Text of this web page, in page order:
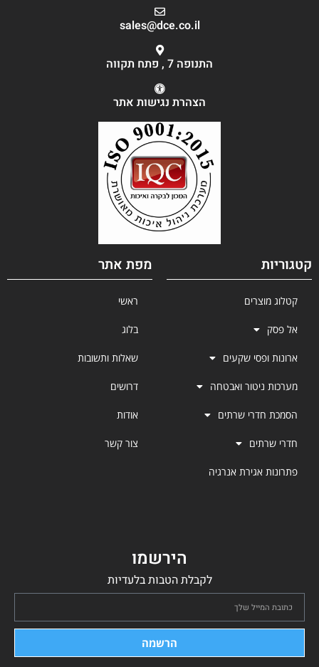
sales@dce.co.il
התנופה 7 , פתח תקווה
הצהרת נגישות אתר
קטגוריות
קטלוג מוצרים
אל פסק
ארונות ופסי שקעים
מערכות ניטור ואבטחה
הסמכת חדרי שרתים
חדרי שרתים
פתרונות אגירת אנרגיה
מפת אתר
ראשי
בלוג
שאלות ותשובות
דרושים
אודות
צור קשר
הירשמו
לקבלת הטבות בלעדיות
הרשמה